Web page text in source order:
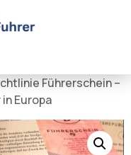
Führerschein –
Europa